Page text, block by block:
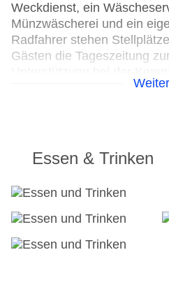
Weckdienst, ein
Münzwäscherei und ein
Radfahrer stehen
Gästen die Tageszeitung
Geschäftlichem bietet das
Parkplatz
Check-in von: 14:00:00
Konferenzraum
Garten: gegen Gebühr
WLAN/WiFi im Hotel
Essen & Trinken